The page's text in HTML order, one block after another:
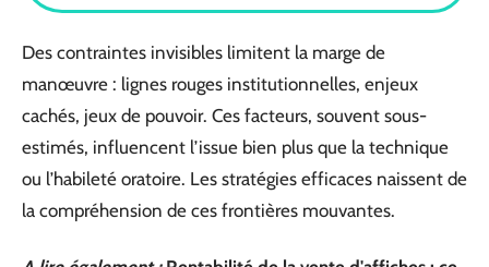
Des contraintes invisibles limitent la marge de
manœuvre : lignes rouges institutionnelles, enjeux
cachés, jeux de pouvoir. Ces facteurs, souvent sous-
estimés, influencent l’issue bien plus que la technique
ou l’habileté oratoire. Les stratégies efficaces naissent de
la compréhension de ces frontières mouvantes.